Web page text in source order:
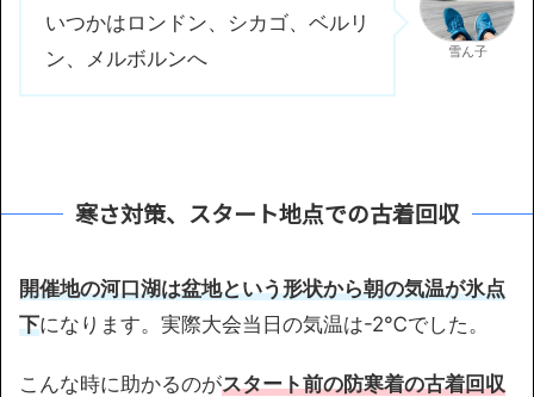
いつかはロンドン、シカゴ、ベルリ
ン、メルボルンへ
雪ん子
寒さ対策、スタート地点での古着回収
開催地の河口湖は盆地という形状から朝の気温が氷点
下になります。実際大会当日の気温は-2℃でした。
こんな時に助かるのがスタート前の防寒着の古着回収